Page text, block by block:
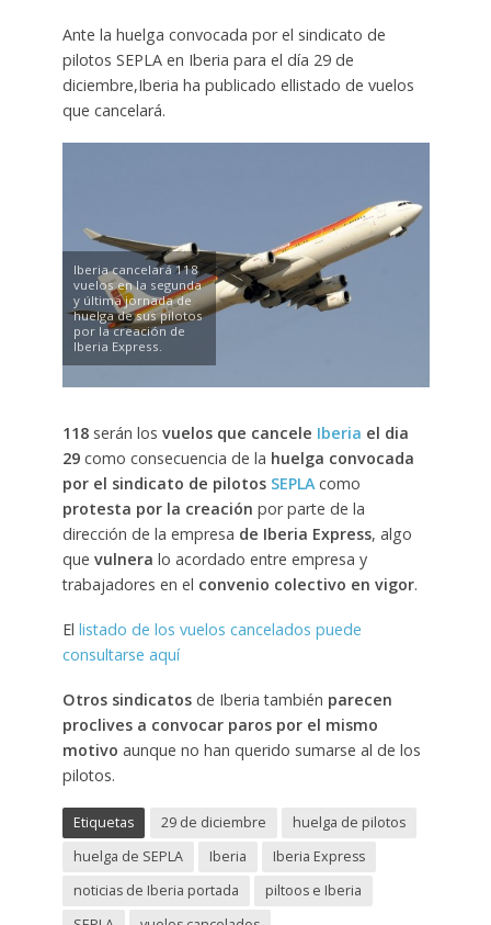
Ante la huelga convocada por el sindicato de
pilotos SEPLA en Iberia para el día 29 de
diciembre,Iberia ha publicado ellistado de vuelos
que cancelará.
Iberia cancelará 118
vuelos en la segunda
y última jornada de
huelga de sus pilotos
por la creación de
Iberia Express.
118serán los vuelos que cancele Iberia el dia
29como consecuencia de la huelga convocada
por el sindicato de pilotos SEPLAcomo
protesta por la creación por parte de la
dirección de la empresa de Iberia Express, algo
que vulnera lo acordado entre empresa y
trabajadores en el convenio colectivo en vigor.
El listado de los vuelos cancelados puede
consultarse aquí
Otros sindicatosde Iberia también parecen
proclives a convocar paros por el mismo
motivo aunque no han querido sumarse al de los
pilotos.
Etiquetas 29 de diciembre
huelga de pilotos
huelga de SEPLA
Iberia
Iberia Express
noticias de Iberia portada
piltoos e Iberia